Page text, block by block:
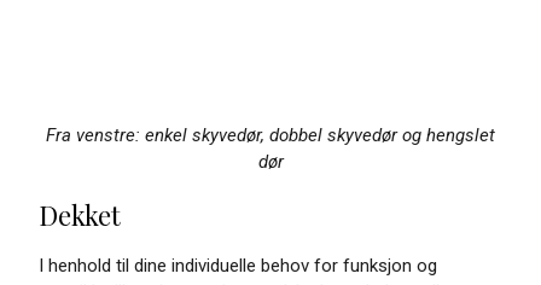
Fra venstre: enkel skyvedør, dobbel skyvedør og hengslet
dør
Dekket
I henhold til dine individuelle behov for funksjon og